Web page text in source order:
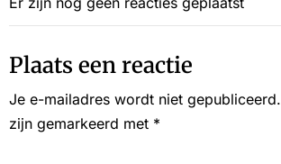
Plaats een reactie
Je e-mailadres wordt niet gepubliceerd.
zijn gemarkeerd met *